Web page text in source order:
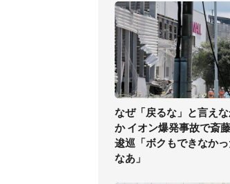
なぜ「戻るな」と言え
か イオン爆発事故で斎
逡巡「ボクもできなか
なあ」